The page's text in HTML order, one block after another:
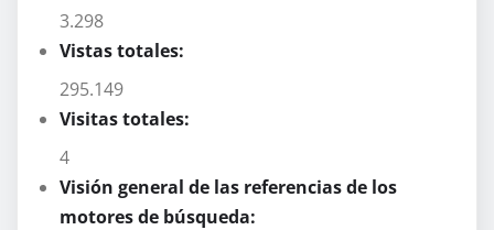
3.298
Vistas totales:
295.149
Visitas totales:
4
Visión general de las referencias de los
motores de búsqueda: